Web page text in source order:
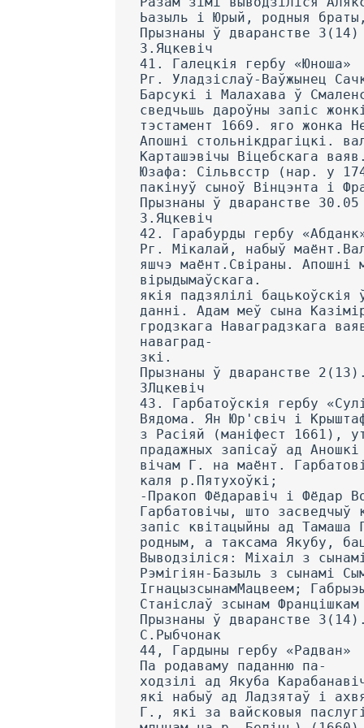
Ьазыль і Юрый, родныя
Прызнаны ў дваранстве
З.Яцкевіч
41. Галецкія гербу «Юноша»
Рг. Уладзіслаў-Ваўжынец
Барсукі і Малахава ў
сведчьшь дароўны запіс
тэстамент 1669. яго жонка
Апошні стольнікдрагіцкі.
Карташэвічы Віцебскага
Юзафа: Сільвсстр (нар. у
пакінуў сыноў Вінцэнта і
Прызнаны ў дваранстве
З.Яцкевіч
42. Гарабурды гербу
Рг. Мікалай, набыў
яшчэ маёнт.Свіраны. Апошні
вірыдымаўскага.
якія падзялілі бацькоўскія
данні. Адам меў сына
гродзкага Наваградзкага
наваград-
зкі.
Прызнаны ў дваранстве
ЗЛцкевіч
43. Гарбатоўскія гербу
Вядома. Ян Юр'свіч і
з Расіяй (маніфест 1661),
прадажных запісаў ад
вічам Г. на маёнт.
каля р.Пятухоўкі;
-Пракоп Фёдаравіч і Фёдар
Гарбатовічы, што засведчыў
запіс квітацыйны ад
родным, а таксама Якубу,
Выводзіліся: Міхаіл з
Рэмігіян-Базыль з сынамі
ІгнацызсынамМацвеем;
Станіслаў зсынам
Прызнаны ў дваранстве
С.Рыбчонак
44, Гардыны гербу «Радван»
Па родаваму паданню па-
ходзілі ад Якуба
які набыў ад Ладзятаў і
Г., які за вайсковыя